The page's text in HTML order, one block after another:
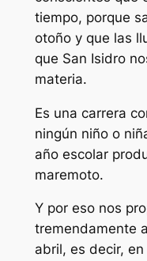
tiempo, porque
otoño y que las
que San Isidro
materia.
Es una carrera
ningún niño o
año escolar
maremoto.
Y por eso nos
tremendamente
abril, es decir,